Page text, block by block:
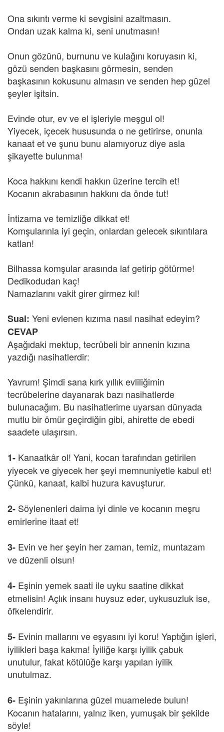
Ona sıkıntı verme ki sevgisini azaltmasın.
Ondan uzak kalma ki, seni unutmasın!
Onun gözünü, burnunu ve kulağını koruyasın ki,
gözü senden başkasını görmesin, senden
başkasının kokusunu almasın ve senden hep güzel
şeyler işitsin.
Evinde otur, ev ve el işleriyle meşgul ol!
Yiyecek, içecek hususunda o ne getirirse, onunla
kanaat et ve şunu bunu alamıyoruz diye asla
şikayette bulunma!
Koca hakkını kendi hakkın üzerine tercih et!
Kocanın akrabasının hakkını da önde tut!
İntizama ve temizliğe dikkat et!
Komşularınla iyi geçin, onlardan gelecek sıkıntılara
katlan!
Bilhassa komşular arasında laf getirip götürme!
Dedikodudan kaç!
Namazlarını vakit girer girmez kıl!
Sual: Yeni evlenen kızıma nasıl nasihat edeyim?
CEVAP
Aşağıdaki mektup, tecrübeli bir annenin kızına
yazdığı nasihatlerdir:
Yavrum! Şimdi sana kırk yıllık evliliğimin
tecrübelerine dayanarak bazı nasihatlerde
bulunacağım. Bu nasihatlerime uyarsan dünyada
mutlu bir ömür geçirdiğin gibi, ahirette de ebedi
saadete ulaşırsın.
1- Kanaatkâr ol! Yani, kocan tarafından getirilen
yiyecek ve giyecek her şeyi memnuniyetle kabul et!
Çünkü, kanaat, kalbi huzura kavuşturur.
2- Söylenenleri daima iyi dinle ve kocanın meşru
emirlerine itaat et!
3- Evin ve her şeyin her zaman, temiz, muntazam
ve düzenli olsun!
4- Eşinin yemek saati ile uyku saatine dikkat
etmelisin! Açlık insanı huysuz eder, uykusuzluk ise,
öfkelendirir.
5- Evinin mallarını ve eşyasını iyi koru! Yaptığın işleri,
iyilikleri başa kakma! İyiliğe karşı iyilik çabuk
unutulur, fakat kötülüğe karşı yapılan iyilik
unutulmaz.
6- Eşinin yakınlarına güzel muamelede bulun!
Kocanın hatalarını, yalnız iken, yumuşak bir şekilde
söyle!